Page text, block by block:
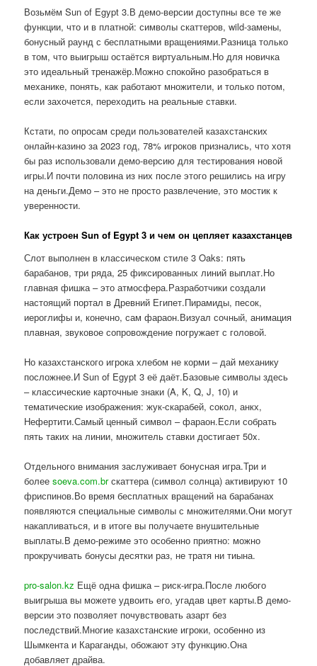
Возьмём Sun of Egypt 3.В демо-версии доступны все те же
функции, что и в платной: символы скаттеров, wild-замены,
бонусный раунд с бесплатными вращениями.Разница только
в том, что выигрыш остаётся виртуальным.Но для новичка
это идеальный тренажёр.Можно спокойно разобраться в
механике, понять, как работают множители, и только потом,
если захочется, переходить на реальные ставки.
Кстати, по опросам среди пользователей казахстанских
онлайн-казино за 2023 год, 78% игроков признались, что хотя
бы раз использовали демо-версию для тестирования новой
игры.И почти половина из них после этого решились на игру
на деньги.Демо – это не просто развлечение, это мостик к
уверенности.
Как устроен Sun of Egypt 3 и чем он цепляет казахстанцев
Слот выполнен в классическом стиле 3 Oaks: пять
барабанов, три ряда, 25 фиксированных линий выплат.Но
главная фишка – это атмосфера.Разработчики создали
настоящий портал в Древний Египет.Пирамиды, песок,
иероглифы и, конечно, сам фараон.Визуал сочный, анимация
плавная, звуковое сопровождение погружает с головой.
Но казахстанского игрока хлебом не корми – дай механику
посложнее.И Sun of Egypt 3 её даёт.Базовые символы здесь
– классические карточные знаки (A, K, Q, J, 10) и
тематические изображения: жук-скарабей, сокол, анкх,
Нефертити.Самый ценный символ – фараон.Если собрать
пять таких на линии, множитель ставки достигает 50x.
Отдельного внимания заслуживает бонусная игра.Три и
болееsoeva.com.brскаттера (символ солнца) активируют 10
фриспинов.Во время бесплатных вращений на барабанах
появляются специальные символы с множителями.Они могут
накапливаться, и в итоге вы получаете внушительные
выплаты.В демо-режиме это особенно приятно: можно
прокручивать бонусы десятки раз, не тратя ни тиына.
pro-salon.kz Ещё одна фишка – риск-игра.После любого
выигрыша вы можете удвоить его, угадав цвет карты.В демо-
версии это позволяет почувствовать азарт без
последствий.Многие казахстанские игроки, особенно из
Шымкента и Караганды, обожают эту функцию.Она
добавляет драйва.